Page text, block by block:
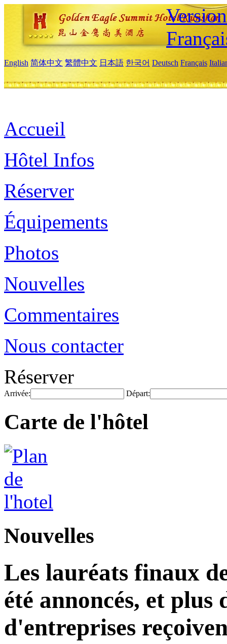
English 简体中文 繁體中文 日本語 한국어 Deutsch Français
Accueil
Hôtel Infos
Réserver
Équipements
Photos
Nouvelles
Commentaires
Nous contacter
Réserver
Arrivée: Départ:
Carte de l'hôtel
Nouvelles
Les lauréats finaux
été annoncés, et
d'entreprises